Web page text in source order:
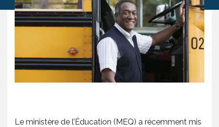
Le ministère de l’Éducation (MEQ) a récemment mis